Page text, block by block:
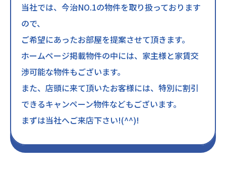
当社では、今治NO.1の物件を取り扱っております
ので、
ご希望にあったお部屋を提案させて頂きます。
ホームページ掲載物件の中には、家主様と家賃交
渉可能な物件もございます。
また、店頭に来て頂いたお客様には、特別に割引
できるキャンペーン物件などもございます。
まずは当社へご来店下さい!(^^)!